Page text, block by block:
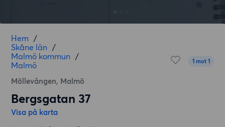
Hem /
Skåne län /
Malmö kommun /
Malmö
Möllevången, Malmö
1 mot 1
Bergsgatan 37
Visa på karta